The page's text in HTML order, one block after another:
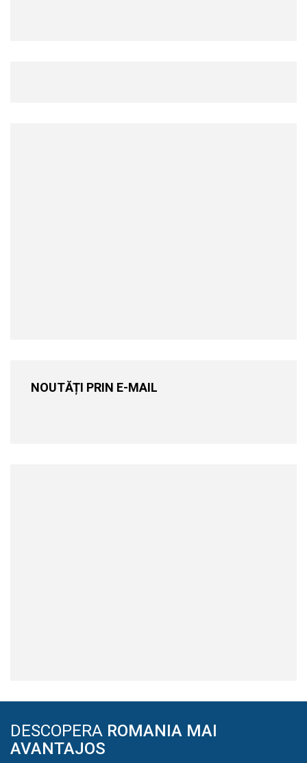
NOUTĂȚI PRIN E-MAIL
DESCOPERA ROMANIA MAI
AVANTAJOS